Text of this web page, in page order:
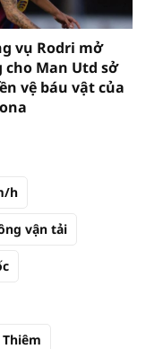
vụ Rodri mở
Man Utd sở
vệ báu vật của
h
vận tải